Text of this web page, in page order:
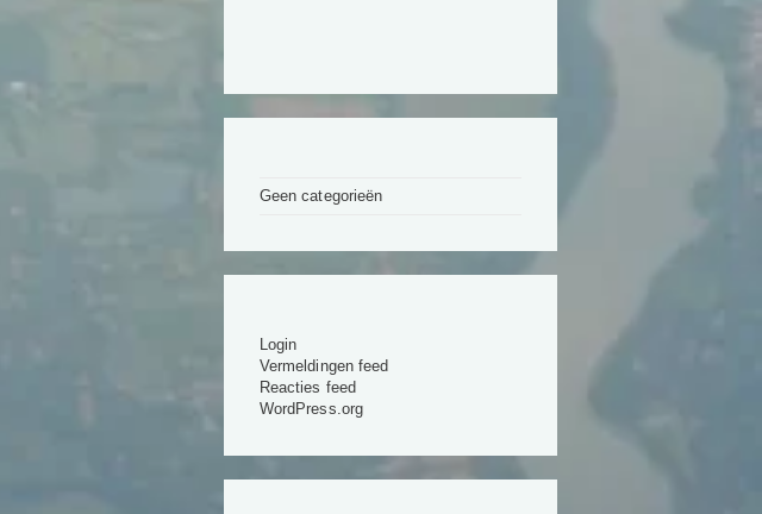
Geen categorieën
Login
Vermeldingen feed
Reacties feed
WordPress.org